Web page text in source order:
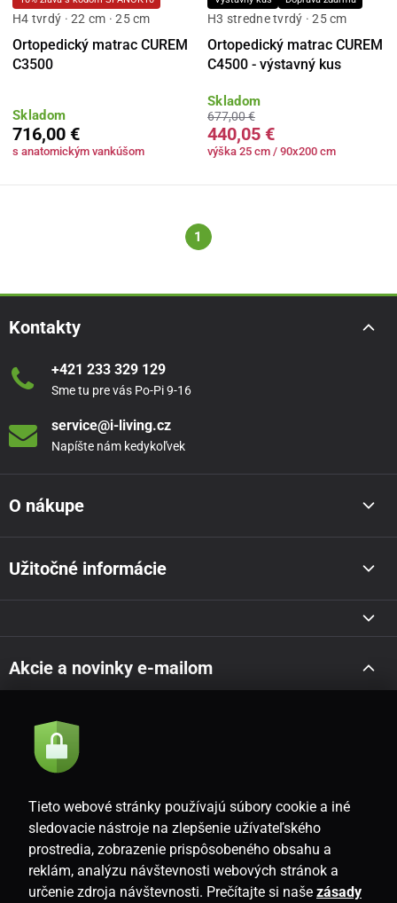
H4 tvrdý · 22 cm · 25 cm
Ortopedický matrac CUREM
C3500
Skladom
716,00 €
s anatomickým vankúšom
H3 stredne tvrdý · 25 cm
Ortopedický matrac CUREM
C4500 - výstavný kus
Skladom
677,00 €
440,05 €
výška 25 cm / 90x200 cm
1
Kontakty
+421 233 329 129
Sme tu pre vás Po-Pi 9-16
service@i-living.cz
Napíšte nám kedykoľvek
O nákupe
Užitočné informácie
Akcie a novinky e-mailom
Súhlasím so
SK
Tieto webové stránky používajú súbory cookie a iné
sledovacie nástroje na zlepšenie užívateľského
prostredia, zobrazenie prispôsobeného obsahu a
reklám, analýzu návštevnosti webových stránok a
určenie zdroja návštevnosti. Prečítajte si naše zásady